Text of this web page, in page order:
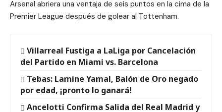
Arsenal abriera una ventaja de seis puntos en la cima de la
Premier League después de golear al Tottenham.
Villarreal Fustiga a LaLiga por Cancelación
del Partido en Miami vs. Barcelona
Tebas: Lamine Yamal, Balón de Oro negado
por edad, ¡pronto lo ganará!
Ancelotti Confirma Salida del Real Madrid y